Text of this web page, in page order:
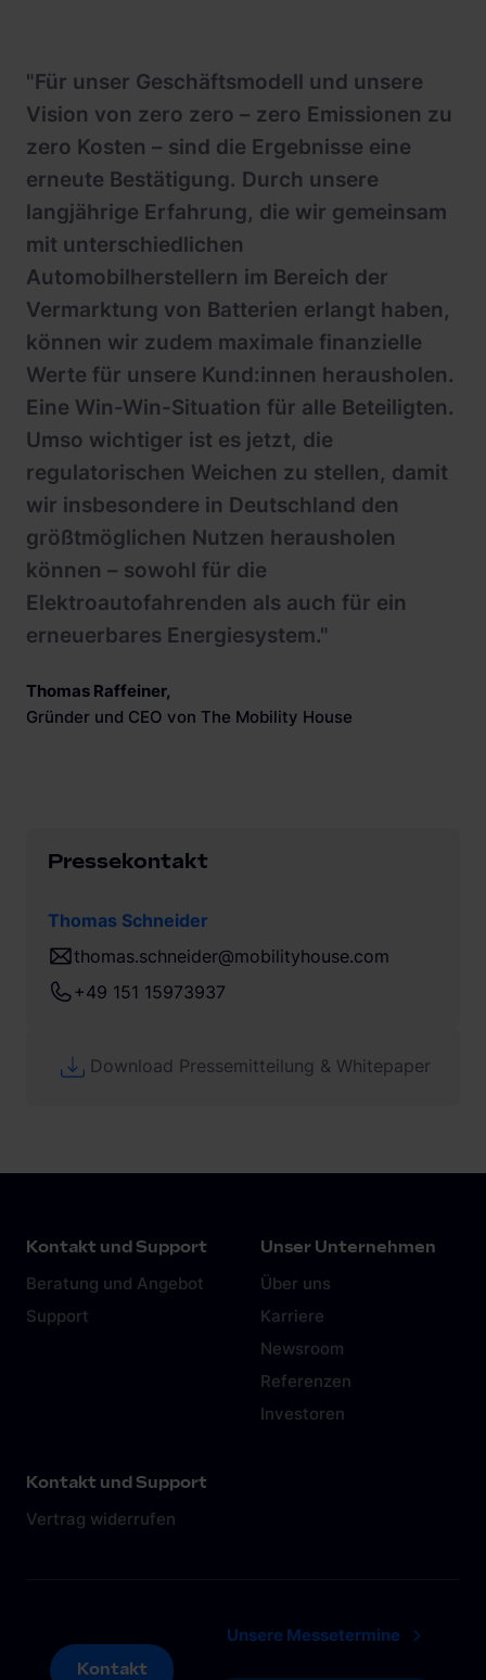
"Für unser Geschäftsmodell und unsere
Vision von zero zero – zero Emissionen zu
zero Kosten – sind die Ergebnisse eine
erneute Bestätigung. Durch unsere
langjährige Erfahrung, die wir gemeinsam
mit unterschiedlichen
Automobilherstellern im Bereich der
Vermarktung von Batterien erlangt haben,
können wir zudem maximale finanzielle
Werte für unsere Kund:innen herausholen.
Eine Win-Win-Situation für alle Beteiligten.
Umso wichtiger ist es jetzt, die
regulatorischen Weichen zu stellen, damit
wir insbesondere in Deutschland den
größtmöglichen Nutzen herausholen
können – sowohl für die
Elektroautofahrenden als auch für ein
erneuerbares Energiesystem."
Thomas Raffeiner,
Gründer und CEO von The Mobility House
Pressekontakt
Thomas Schneider
thomas.schneider@mobilityhouse.com
+49 151 15973937
Download Pressemitteilung & Whitepaper
Kontakt und Support
Beratung und Angebot
Support
Unser Unternehmen
Über uns
Karriere
Newsroom
Referenzen
Investoren
Kontakt und Support
Vertrag widerrufen
Kontakt
Kontakt
Unsere Messetermine